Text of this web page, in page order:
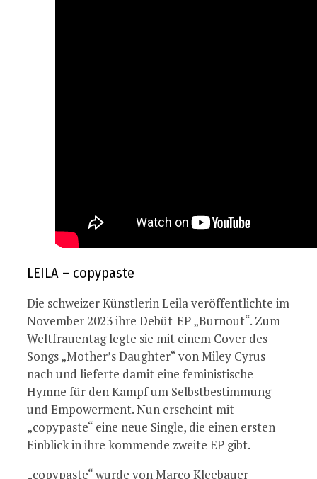
LEILA – copypaste
Die schweizer Künstlerin Leila veröffentlichte im
November 2023 ihre Debüt-EP „Burnout“. Zum
Weltfrauentag legte sie mit einem Cover des
Songs „Mother’s Daughter“ von Miley Cyrus
nach und lieferte damit eine feministische
Hymne für den Kampf um Selbstbestimmung
und Empowerment. Nun erscheint mit
„copypaste“ eine neue Single, die einen ersten
Einblick in ihre kommende zweite EP gibt.
„copypaste“ wurde von Marco Kleebauer